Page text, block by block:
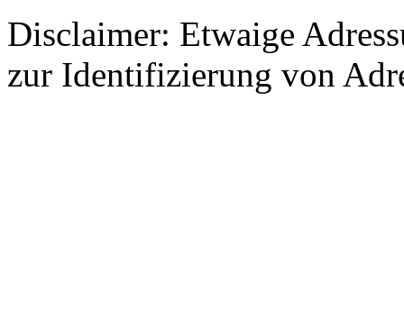
Disclaimer: Etwaige
zur Identifizierung von